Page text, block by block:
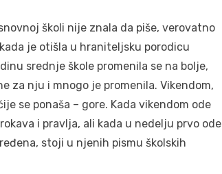
školi nije znala da piše, verovatno
je otišla u hraniteljsku porodicu
srednje škole promenila se na bolje,
za nju i mnogo je promenila. Vikendom,
se ponaša – gore. Kada vikendom ode
i pravlja, ali kada u nedelju prvo ode
stoji u njenih pismu školskih